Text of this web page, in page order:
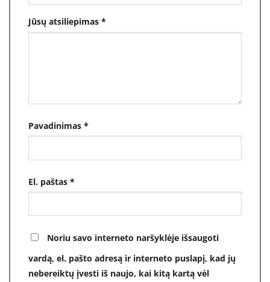
Jūsų atsiliepimas *
Pavadinimas *
El. paštas *
Noriu savo interneto naršyklėje išsaugoti
vardą, el. pašto adresą ir interneto puslapį, kad jų
nebereiktų įvesti iš naujo, kai kitą kartą vėl